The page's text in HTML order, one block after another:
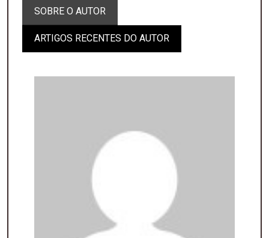
SOBRE O AUTOR
ARTIGOS RECENTES DO AUTOR